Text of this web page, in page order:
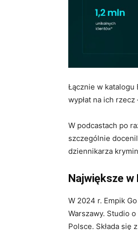
Łącznie w katalogu
wypłat na ich rzecz
W podcastach po
szczególnie
dziennikarza
Największe
W 2024 r. Empik
Warszawy. Studio
Polsce. Składa